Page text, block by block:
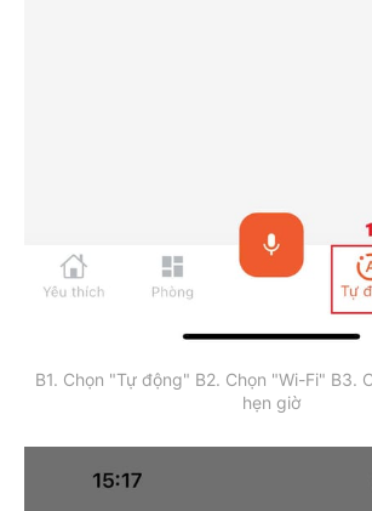
B1. Chọn "Tự động" B2. Chọn "Wi-Fi" B3.
hẹn giờ